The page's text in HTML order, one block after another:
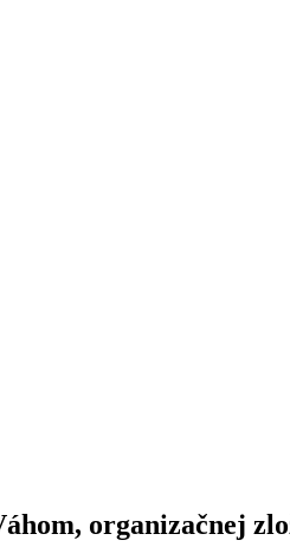
organizačnej